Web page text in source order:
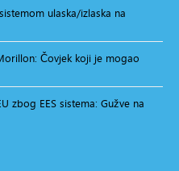
ulaska/izlaska na
Čovjek koji je mogao
zbog EES sistema: Gužve na